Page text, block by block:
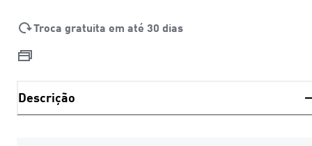
Troca gratuita em até 30 dias
Descrição